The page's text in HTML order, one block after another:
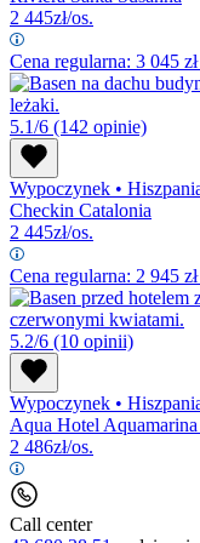
2 445zł/os.
Cena regularna: 3 045 zł
5.1/6 (142 opinie)
Wypoczynek •
Checkin Catalonia
2 445zł/os.
Cena regularna: 2 945 zł
5.2/6 (10 opinii)
Wypoczynek •
Aqua Hotel
2 486zł/os.
Call center